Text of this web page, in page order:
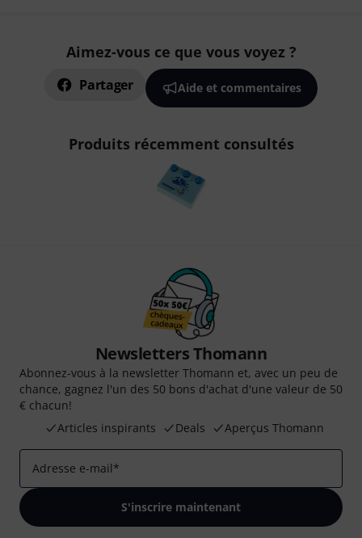
Aimez-vous ce que vous voyez ?
Partager Aide et commentaires
Produits récemment consultés
Newsletters Thomann
Abonnez-vous à la newsletter Thomann et, avec un peu de
chance, gagnez l'un des 50 bons d'achat d'une valeur de 50
€ chacun!
Articles inspirants
Deals Aperçus Thomann
Adresse e-mail*
S'inscrire maintenant